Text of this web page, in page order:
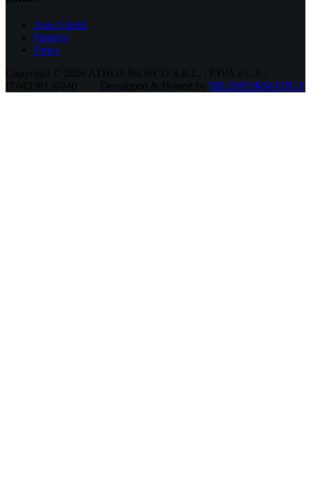
Area Clienti
Partners
News
Copyright © 2026 ATHOS NEWCO S.R.L. | P.IVA e C.F.:
IT04338130240
Developed & Hosted by HB INFORMATICA